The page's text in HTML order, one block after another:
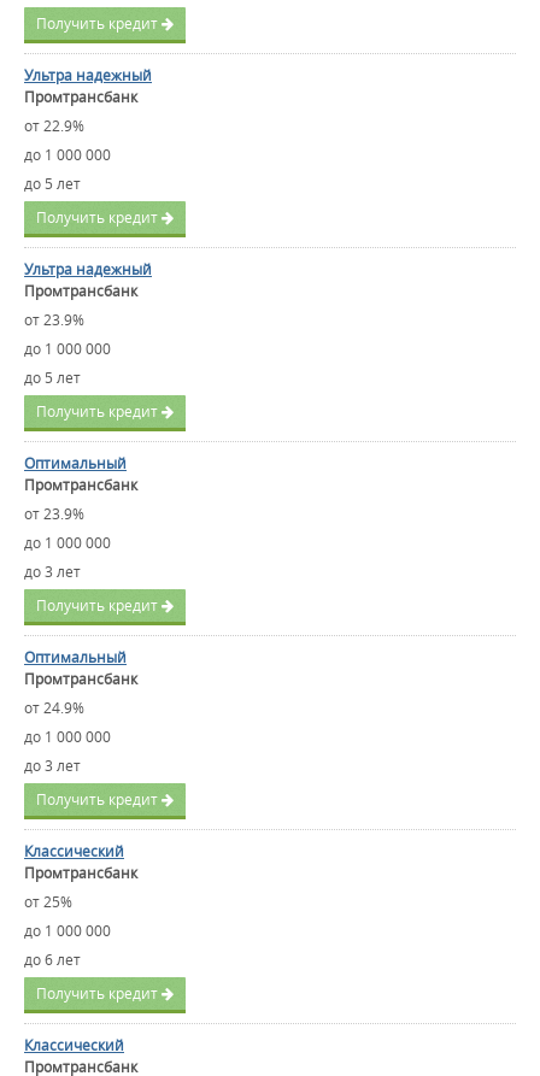
Получить кредит
Ультра надежный
Промтрансбанк
от 22.9%
до 1 000 000
до 5 лет
Получить кредит
Ультра надежный
Промтрансбанк
от 23.9%
до 1 000 000
до 5 лет
Получить кредит
Оптимальный
Промтрансбанк
от 23.9%
до 1 000 000
до 3 лет
Получить кредит
Оптимальный
Промтрансбанк
от 24.9%
до 1 000 000
до 3 лет
Получить кредит
Классический
Промтрансбанк
от 25%
до 1 000 000
до 6 лет
Получить кредит
Классический
Промтрансбанк